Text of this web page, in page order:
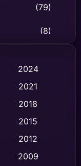
(79)
(8)
(47)
(453)
2024
2021
2018
2015
2012
2009